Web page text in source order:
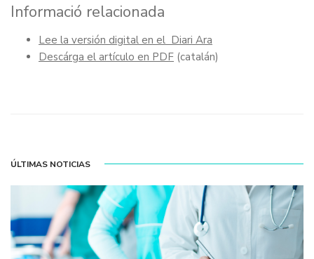
Informació relacionada
Lee la versión digital en el Diari Ara
Descárga el artículo en PDF (catalán)
ÚLTIMAS NOTICIAS